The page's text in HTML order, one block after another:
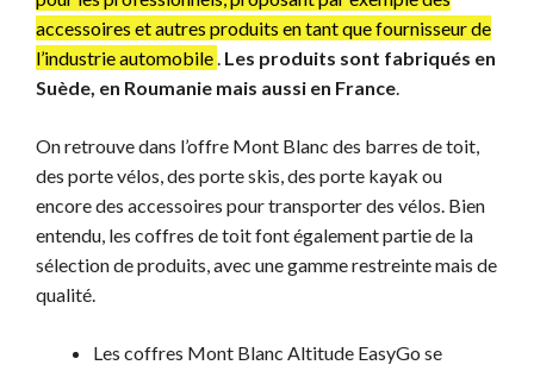
accessoires et autres produits en tant que fournisseur de
l’industrie automobile. Les produits sont fabriqués en
Suède, en Roumanie mais aussi en France.
On retrouve dans l’offre Mont Blanc des barres de toit,
des porte vélos, des porte skis, des porte kayak ou
encore des accessoires pour transporter des vélos. Bien
entendu, les coffres de toit font également partie de la
sélection de produits, avec une gamme restreinte mais de
qualité.
Les coffres Mont Blanc Altitude EasyGo se